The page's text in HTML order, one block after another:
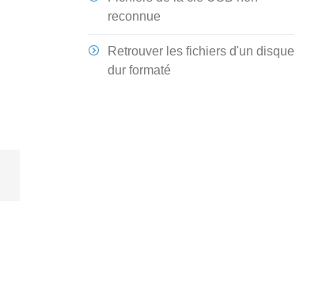
reconnue
Retrouver les fichiers d'un disque
dur formaté